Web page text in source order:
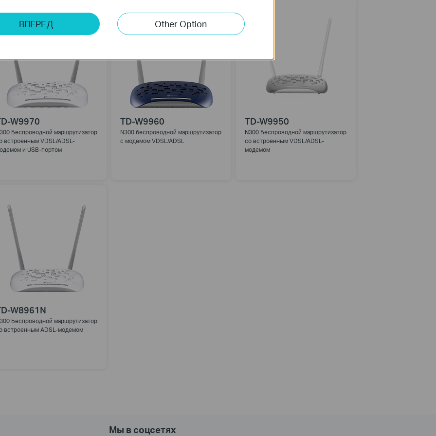
W9970
Беспроводной маршрутизатор
встроенным VDSL/ADSL-
и USB-портом
TD-W9960
N300 беспроводной маршрутизатор
с модемом VDSL/ADSL
TD-W9950
N300 Беспроводной маршрутизатор
со встроенным VDSL/ADSL-
модемом
W8961N
Беспроводной маршрутизатор
встроенным ADSL-модемом
Мы в соцсетях
ВПЕРЕД Other Option